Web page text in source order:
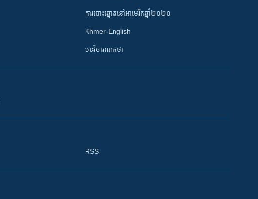
ការបោះឆ្នោតនៅអាមេរិកឆ្នាំ២០២០
Khmer-English
បទវិចារណកថា
RSS